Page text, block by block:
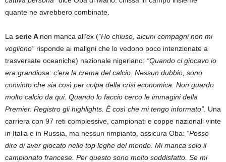
quante ne avrebbero combinate.
La serie A non manca all’ex (“Ho chiuso, alcuni compagni non mi
vogliono” risponde ai maligni che lo vedono poco intenzionate a
trasversate oceaniche) nazionale nigeriano: “Quando ci giocavo io
era grandiosa: c’era la crema del calcio. Nessun dubbio, sono
convinto che sia così per colpa della crisi economica. Non guardo
molto calcio da qui. Quando lo faccio cerco le immagini della
Premier. Registro gli highlights. È così che mi tengo informato”. Una
carriera con 97 reti complessive, campionati e coppe nazionali vinte
in Italia e in Russia, ma nessun rimpianto, assicura Oba: “Posso
dire di aver giocato nelle top leghe del mondo. Mi manca solo il
campionato francese. Per questo sono molto soddisfatto. Se mi